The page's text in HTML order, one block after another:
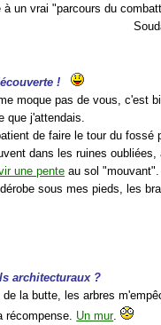
un vrai "parcours du
!
moque pas de vous, c'est
que j'attendais.
de faire le tour du fossé
dans les ruines
une pente au sol "mouvant".
sous mes pieds, les
architecturaux ?
la butte, les arbres
récompense. Un mur.